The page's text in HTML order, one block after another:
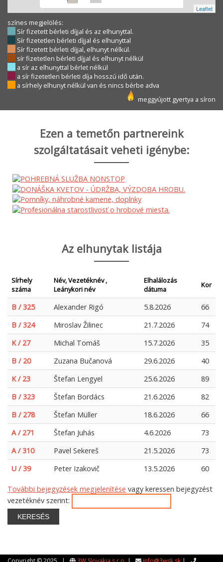
Leaflet
színes megjelölés:
Sír fizetett bérleti díjjal és az elhunyttal.
Sír fizetetlen bérleti díjjal és elhunyttal
Sír fizetett bérleti díjjal, elhunyt nélkül.
sír fizetetlen bérleti díjjal és elhunyt nélkül
a sír az elhunyttal bérlet nélkül
a sír fizetetlen bérleti díja hosszú idő után.
a sírhely elhunyt nélkül van és nincs bérbe adva
meggyújott gyertya a síron
Ezen a temetőn partnereink
szolgáltatásait veheti igénybe:
Az elhunytak listája
Sírhely
száma
Név, Vezetéknév ,
Leánykori név
Elhalálozás
dátuma
Kor
B / 325 Alexander Rigó 5.8.2026
66
B / 324
Miroslav Žilinec 21.7.2026
74
K / 27
Michal Tomáš 15.7.2026
35
B / 20
Zuzana Bučanová 29.6.2026
40
K / 23
Štefan Lengyel 25.6.2026
89
B / 323
Štefan Bordács 21.6.2026
82
B / 278
Štefan Müller 18.6.2026
66
A / 271
Štefan Juhás 4.6.2026
73
A / 310
Pavel Sekereš 21.5.2026
73
U / 39
Peter Izakovič 13.5.2026 60
További bejegyzések megjelenítése vagy keressen bejegyzést
vezetéknév szerint:
KERESÉS